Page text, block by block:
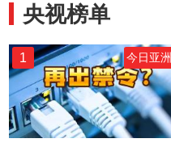
央视榜单
1 今日亚洲